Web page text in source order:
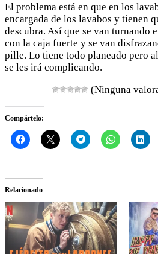
El problema está en que en los
encargada de los lavabos y tienen
descubra. Así que se van turnando
con la caja fuerte y se van
pille. Lo tiene todo planeado pero
se les irá complicando.
(Ninguna
Compártelo:
Relacionado